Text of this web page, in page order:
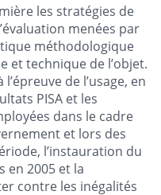
les stratégies de
menées par
méthodologique
et technique de l’objet.
de l’usage, en
PISA et les
dans le cadre
et lors des
l’instauration du
en 2005 et la
contre les inégalités